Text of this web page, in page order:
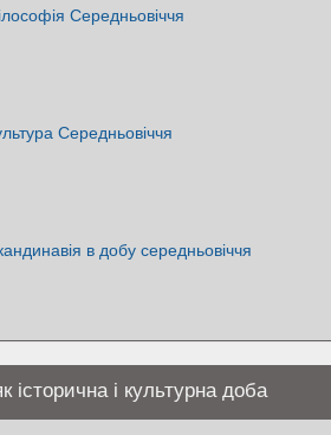
Середньовіччя
Середньовіччя
в добу середньовіччя
історична і культурна доба